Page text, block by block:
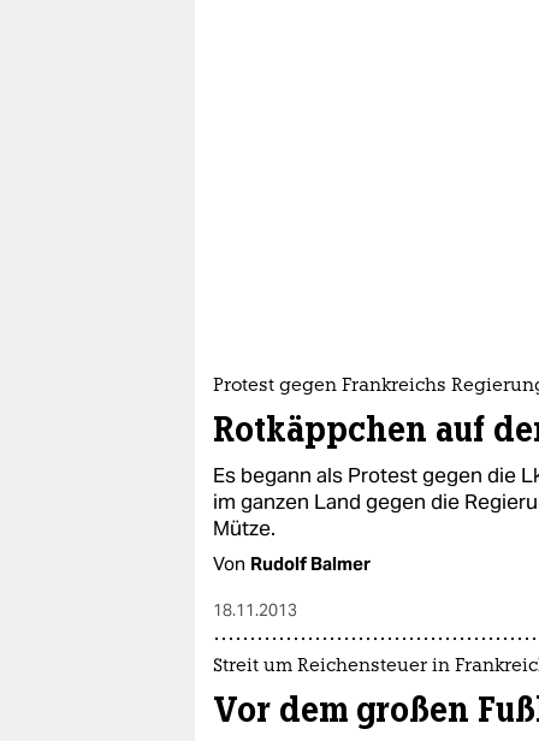
Protest gegen Frankreichs
Rotkäppchen auf
Es begann als Protest gegen die
im ganzen Land gegen die
Mütze.
Von Rudolf Balmer
18.11.2013
Streit um Reichensteuer in
Vor dem großen